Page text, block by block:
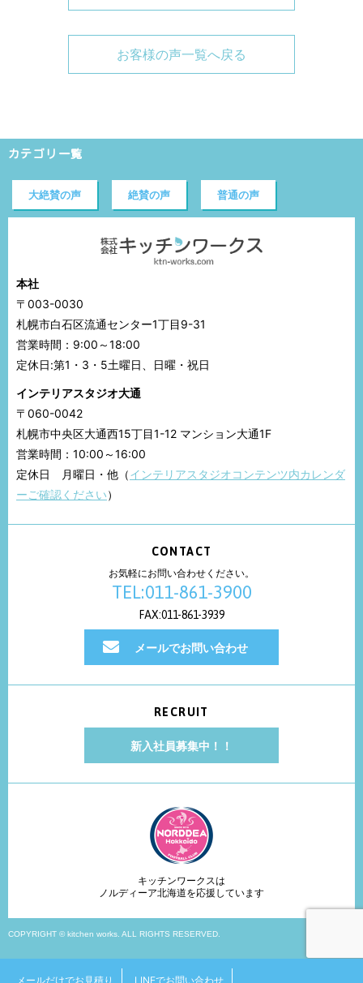
お客様の声一覧へ戻る
カテゴリ一覧
大絶賛の声 絶賛の声 普通の声
本社
〒003-0030
札幌市白石区流通センター1丁目9-31
営業時間：9:00～18:00
定休日:第1・3・5土曜日、日曜・祝日
インテリアスタジオ大通
〒060-0042
札幌市中央区大通西15丁目1-12 マンション大通1F
営業時間：10:00～16:00
定休日 月曜日・他（インテリアスタジオコンテンツ内カレンダ
ーご確認ください）
CONTACT
お気軽にお問い合わせください。
TEL:011-861-3900
FAX:011-861-3939
メールでお問い合わせ
RECRUIT
新入社員募集中！！
キッチンワークスは
ノルディーア北海道を応援しています
COPYRIGHT © kitchen works. ALL RIGHTS RESERVED.
メールだけでお見積り LINEでお問い合わせ